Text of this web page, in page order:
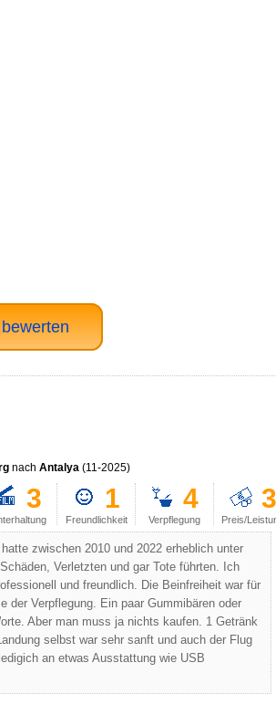
nach Antalya (11-2025)
3 1
Freundlichkeit
4
Verpflegung
3
Preis/
zwischen 2010 und 2022 erheblich unter
Verletzten und gar Tote führten. Ich
und freundlich. Die Beinfreiheit war für
der Verpflegung. Ein paar Gummibären oder
Aber man muss ja nichts kaufen. 1 Getränk
selbst war sehr sanft und auch der Flug
an etwas Ausstattung wie USB